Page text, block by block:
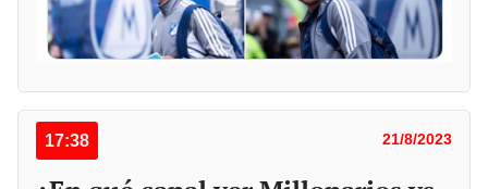
17:38 21/8/2023